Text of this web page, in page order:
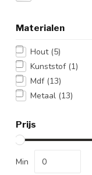
Materialen
Hout (5)
Kunststof (1)
Mdf (13)
Metaal (13)
Prijs
Min